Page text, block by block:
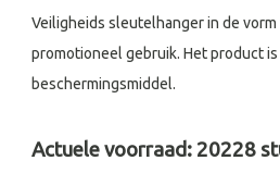
Veiligheids sleutelhanger in de
promotioneel gebruik. Het product
beschermingsmiddel.
Actuele voorraad:20228